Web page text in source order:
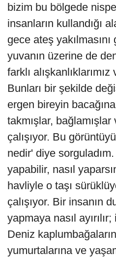
bizim bu bölgede
insanların kullandığı
gece ateş
yuvanın üzerine de
farklı
Bunları bir şekilde
ergen bireyin bacağına
takmışlar,
çalışıyor. Bu
nedir' diye
yapabilir, nasıl
havliyle o taşı
çalışıyor. Bir insanın
yapmaya nasıl
Deniz
yumurtalarına ve